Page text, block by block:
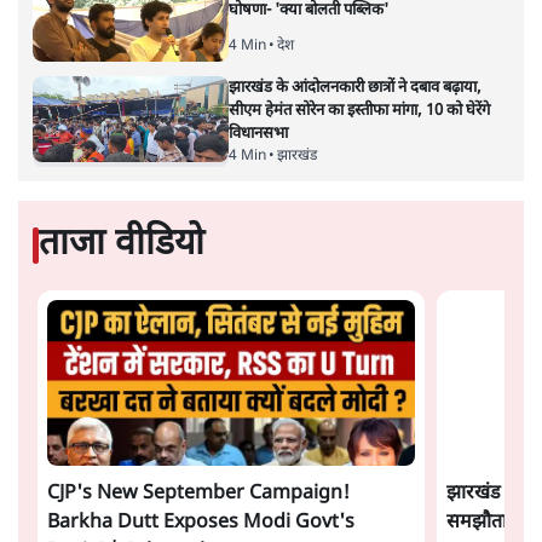
सत्य हिन्दी ऐपडाउनलोड करें
वंदिता मिश्रा
अगली खबर लोड हो रही है...
ताजा खबरें